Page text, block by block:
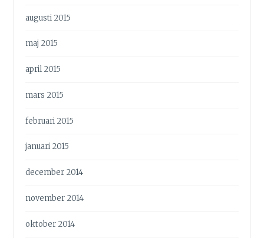
augusti 2015
maj 2015
april 2015
mars 2015
februari 2015
januari 2015
december 2014
november 2014
oktober 2014